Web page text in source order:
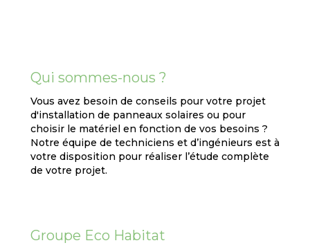
Qui sommes-nous ?
Vous avez besoin de conseils pour votre projet
d'installation de panneaux solaires ou pour
choisir le matériel en fonction de vos besoins ?
Notre équipe de techniciens et d’ingénieurs est à
votre disposition pour réaliser l’étude complète
de votre projet.
Groupe Eco Habitat